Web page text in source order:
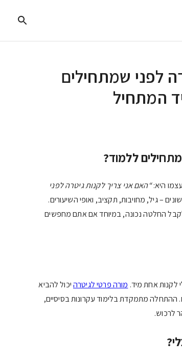
לפני שמתחילים
המתחיל
ללמוד?
היא:“האם אני צריך לקנות גיטרה לפני
– גיל, מחויבות, תקציב, ואופי השיעורים.
החלטה נכונה, במיוחד אם אתם מחפשים
לקנות אחת מיד. מורה פרטי לגיטרהיכול להביא
ההתחלה מתמקדת בלימוד עקרונות בסיסיים,
לרכוש.